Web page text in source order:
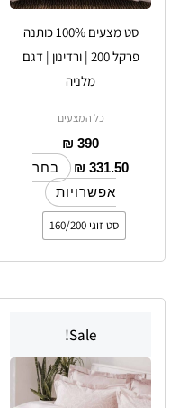
סט מצעים 100% כותנה
פרקל 200 | ורדינון | דגם
מלניה
כל המצעים
₪390
₪ 331.50
בחר
אפשרויות
האפשרויות
בעמוד
המוצר
סט זוגי 160/200
Sale!
יש
מספר